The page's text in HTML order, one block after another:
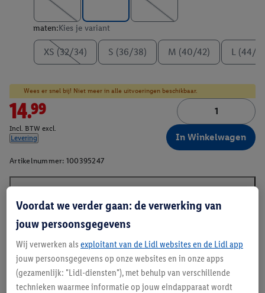
maten:Kies je variant
XS (32/34) S (36/38) M (40/42) L (44/
Wees er snel bij! Niet meer in alle uitvoeringen beschikbaar.
14.99
Incl. BTW excl.
Levering
In Winkelwagen
Artikelnummer: 100395247
Beschrijving
Voordat we verder gaan: de verwerking van
jouw persoonsgegevens
Wij verwerken als exploitant van de Lidl websites en de Lidl app
jouw persoonsgegevens op onze websites en in onze apps
(gezamenlijk: "Lidl-diensten"), met behulp van verschillende
technieken waarmee informatie op jouw eindapparaat wordt